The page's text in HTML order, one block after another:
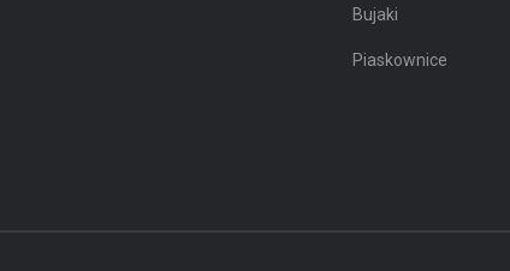
Bujaki
Piaskownice